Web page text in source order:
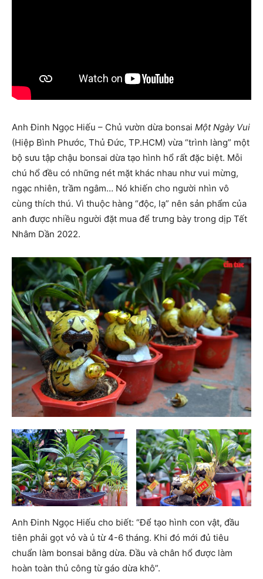
Anh Đinh Ngọc Hiếu – Chủ vườn dừa bonsai Một Ngày Vui
(Hiệp Bình Phước, Thủ Đức, TP.HCM) vừa “trình làng” một
bộ sưu tập chậu bonsai dừa tạo hình hổ rất đặc biệt. Mỗi
chú hổ đều có những nét mặt khác nhau như vui mừng,
ngạc nhiên, trầm ngâm… Nó khiến cho người nhìn vô
cùng thích thú. Vì thuộc hàng “độc, lạ” nên sản phẩm của
anh được nhiều người đặt mua để trưng bày trong dịp Tết
Nhâm Dần 2022.
Anh Đinh Ngọc Hiếu cho biết: “Để tạo hình con vật, đầu
tiên phải gọt vỏ và ủ từ 4-6 tháng. Khi đó mới đủ tiêu
chuẩn làm bonsai bằng dừa. Đầu và chân hổ được làm
hoàn toàn thủ công từ gáo dừa khô”.